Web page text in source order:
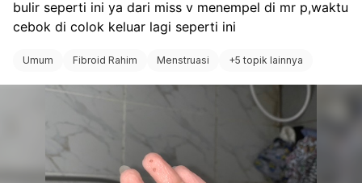
bulir seperti ini ya dari miss v menempel di mr p,waktu
cebok di colok keluar lagi seperti ini
Umum Fibroid Rahim Menstruasi +5 topik lainnya